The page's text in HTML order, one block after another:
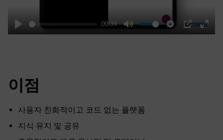
Play
00:39
Mute Settings
PIP
Enter
이점
사용자 친화적이고 코드 없는 플랫폼
지식 유지 및 공유